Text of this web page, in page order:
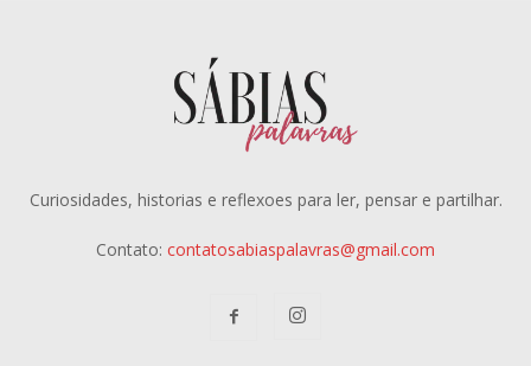
Curiosidades, historias e reflexoes para ler, pensar e partilhar.
Contato: contatosabiaspalavras@gmail.com